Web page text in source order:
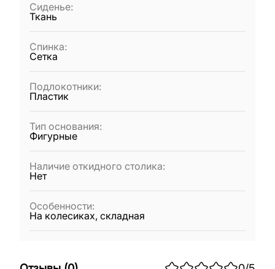
Сиденье:
Ткань
Спинка:
Сетка
Подлокотники:
Пластик
Тип основания:
Фигурные
Наличие откидного столика:
Нет
Особенности:
На колесиках, складная